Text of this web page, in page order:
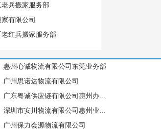
兵搬家服务部
有限公司
红兵搬家服务部
惠州心诚物流有限公司东莞业务部
广州思诺达物流有限公司
广东粤诚供应链有限公司惠州办事处
深圳市安川物流有限公司惠州业务部
广州保力会源物流有限公司